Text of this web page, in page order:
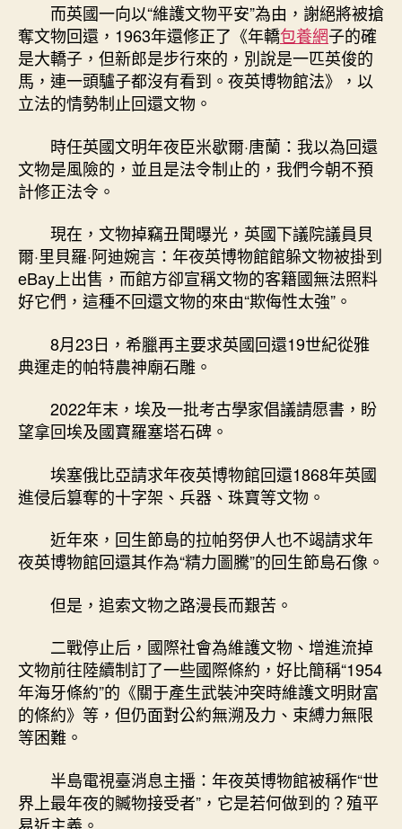
而英國一向以“維護文物平安”為由，謝絕將被搶
奪文物回還，1963年還修正了《年轎包養網子的確
是大轎子，但新郎是步行來的，別說是一匹英俊的
馬，連一頭驢子都沒有看到。夜英博物館法》，以
立法的情勢制止回還文物。
時任英國文明年夜臣米歇爾·唐蘭：我以為回還
文物是風險的，並且是法令制止的，我們今朝不預
計修正法令。
現在，文物掉竊丑聞曝光，英國下議院議員貝
爾·里貝羅·阿迪婉言：年夜英博物館館躲文物被掛到
eBay上出售，而館方卻宣稱文物的客籍國無法照料
好它們，這種不回還文物的來由“欺侮性太強”。
8月23日，希臘再主要求英國回還19世紀從雅
典運走的帕特農神廟石雕。
2022年末，埃及一批考古學家倡議請愿書，盼
望拿回埃及國寶羅塞塔石碑。
埃塞俄比亞請求年夜英博物館回還1868年英國
進侵后篡奪的十字架、兵器、珠寶等文物。
近年來，回生節島的拉帕努伊人也不竭請求年
夜英博物館回還其作為“精力圖騰”的回生節島石像。
但是，追索文物之路漫長而艱苦。
二戰停止后，國際社會為維護文物、增進流掉
文物前往陸續制訂了一些國際條約，好比簡稱“1954
年海牙條約”的《關于產生武裝沖突時維護文明財富
的條約》等，但仍面對公約無溯及力、束縛力無限
等困難。
半島電視臺消息主播：年夜英博物館被稱作“世
界上最年夜的贓物接受者”，它是若何做到的？殖平
易近主義。